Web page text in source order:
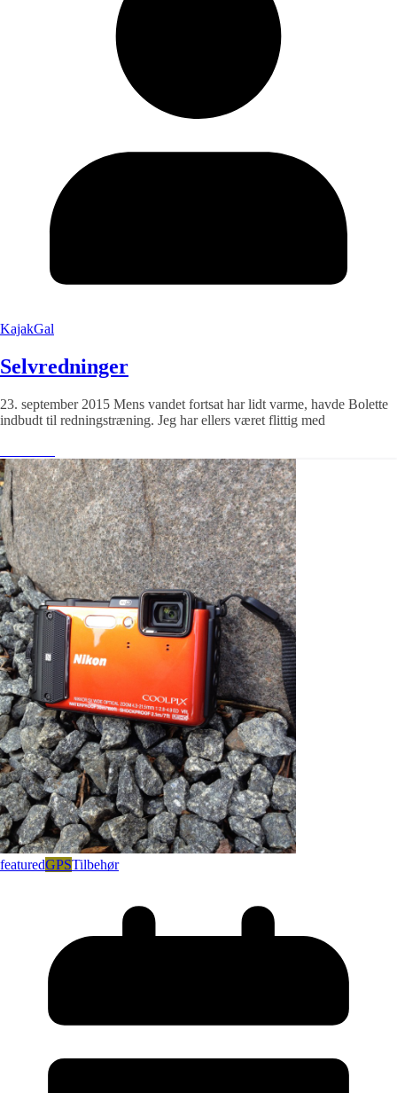
KajakGal
Selvredninger
23. september 2015 Mens vandet fortsat har lidt varme, havde Bolette
indbudt til redningstræning. Jeg har ellers været flittig med
featuredGPSTilbehør